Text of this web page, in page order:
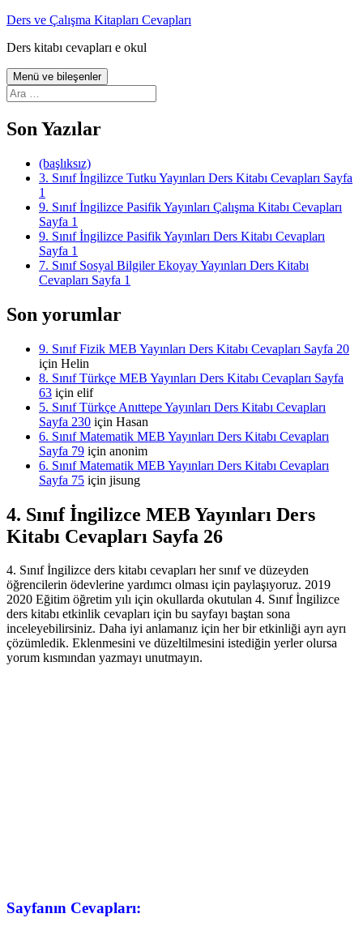
İçeriğe
Ders ve Çalışma Kitapları Cevapları
Ders kitabı cevapları e okul
Menü ve bileşenler
Arama:
Son Yazılar
(başlıksız)
3. Sınıf İngilizce Tutku Yayınları Ders Kitabı Cevapları Sayfa
1
9. Sınıf İngilizce Pasifik Yayınları Çalışma Kitabı Cevapları
Sayfa 1
9. Sınıf İngilizce Pasifik Yayınları Ders Kitabı Cevapları
Sayfa 1
7. Sınıf Sosyal Bilgiler Ekoyay Yayınları Ders Kitabı
Cevapları Sayfa 1
Son yorumlar
9. Sınıf Fizik MEB Yayınları Ders Kitabı Cevapları Sayfa 20
için Helin
8. Sınıf Türkçe MEB Yayınları Ders Kitabı Cevapları Sayfa
63 için elif
5. Sınıf Türkçe Anıttepe Yayınları Ders Kitabı Cevapları
Sayfa 230 için Hasan
6. Sınıf Matematik MEB Yayınları Ders Kitabı Cevapları
Sayfa 79 için anonim
6. Sınıf Matematik MEB Yayınları Ders Kitabı Cevapları
Sayfa 75 için jisung
4. Sınıf İngilizce MEB Yayınları Ders
Kitabı Cevapları Sayfa 26
4. Sınıf İngilizce ders kitabı cevapları her sınıf ve düzeyden
öğrencilerin ödevlerine yardımcı olması için paylaşıyoruz. 2019
2020 Eğitim öğretim yılı için okullarda okutulan 4. Sınıf İngilizce
ders kitabı etkinlik cevapları için bu sayfayı baştan sona
inceleyebilirsiniz. Daha iyi anlamanız için her bir etkinliği ayrı ayrı
çözümledik. Eklenmesini ve düzeltilmesini istediğin yerler olursa
yorum kısmından yazmayı unutmayın.
Sayfanın Cevapları: